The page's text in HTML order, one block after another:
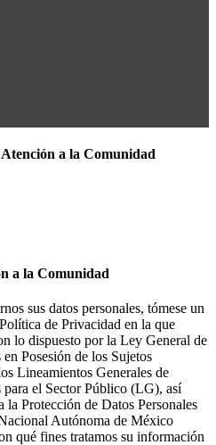
a la Comunidad
a la Comunidad
sus datos personales, tómese un
de Privacidad en la que
lo dispuesto por la Ley General de
Posesión de los Sujetos
Lineamientos Generales de
para el Sector Público (LG), así
Protección de Datos Personales
Autónoma de México
qué fines tratamos su información